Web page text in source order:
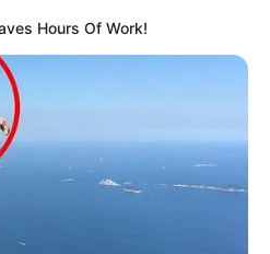
und Gewerbe Sagar
ehemaligen Wassermühle
Handwerk- und
gibt es anhand
Einblicke in die alten
Hours Of Work!